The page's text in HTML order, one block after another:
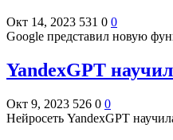
Окт 14, 2023 531 0 0
Google представил новую
YandexGPT
Окт 9, 2023 526 0 0
Нейросеть YandexGPT